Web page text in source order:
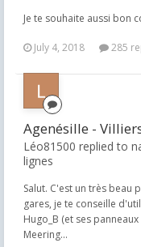
Je te souhaite aussi bon
July 4, 2018 285
Agenésille -
Léo81500 replied to
lignes
Salut. C'est un très beau
gares, je te conseille
Hugo_B (et ses
Meering...